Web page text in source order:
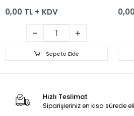
0,00 TL + KDV
Sepete Ekle
Hızlı Teslimat
Siparişleriniz en kısa sürede